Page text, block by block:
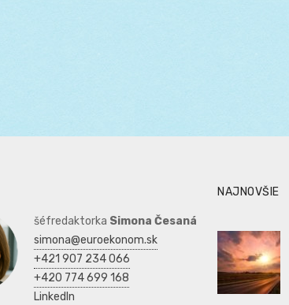
šéfredaktorka Simona Česaná
simona@euroekonom.sk
+421 907 234 066
+420 774 699 168
LinkedIn
NAJNOVŠIE